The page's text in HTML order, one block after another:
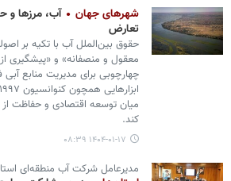
شهرهای جهان
آب، مرزها و
تعارض
حقوق بین‌الملل آب با تکیه بر
معقول و منصفانه» و «پیشگیری
چهارچوبی برای مدیریت منابع آبی
میان توسعه اقتصادی و حفاظت از
کند.
۱۴۰۴-۰۱-۱۷ ۰۸:۳۹
مدیرعامل شرکت آب‌ منطقه‌ای